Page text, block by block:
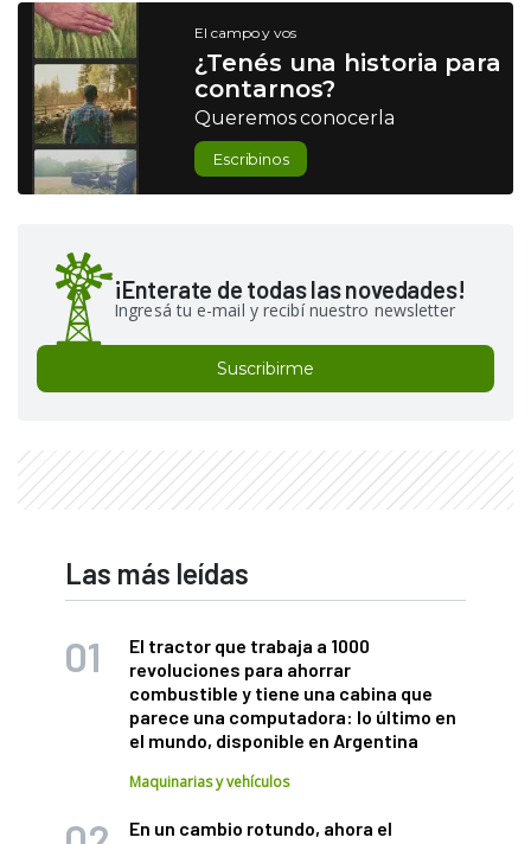
El campo y vos
¿Tenés una historia para
contarnos?
Queremos conocerla
Escribinos
¡Enterate de todas las novedades!
Ingresá tu e-mail y recibí nuestro newsletter
Suscribirme
Las más leídas
El tractor que trabaja a 1000
revoluciones para ahorrar
combustible y tiene una cabina que
parece una computadora: lo último en
el mundo, disponible en Argentina
Maquinarias y vehículos
En un cambio rotundo, ahora el